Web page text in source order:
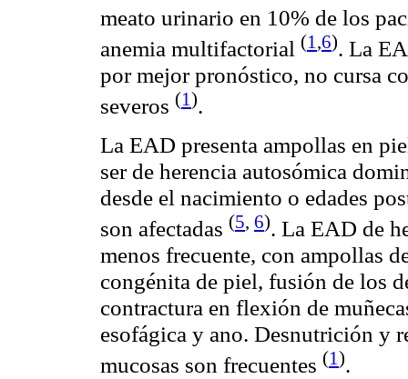
meato urinario en 10% de los
anemia multifactorial (1 ,6). La
por mejor pronóstico, no cursa
severos (1).
La EAD presenta ampollas en
ser de herencia autosómica
desde el nacimiento o edades
son afectadas (5, 6). La EAD de
menos frecuente, con ampollas
congénita de piel, fusión de los
contractura en flexión de
esofágica y ano. Desnutrición y
mucosas son frecuentes (1).